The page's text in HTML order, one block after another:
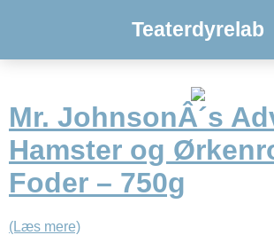
Teaterdyrelab
Mr. JohnsonÂ´s
Hamster og
Foder – 750g
(Læs mere)